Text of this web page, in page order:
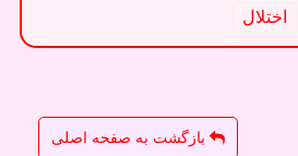
اختلال
بازگشت به صفحه اصلی